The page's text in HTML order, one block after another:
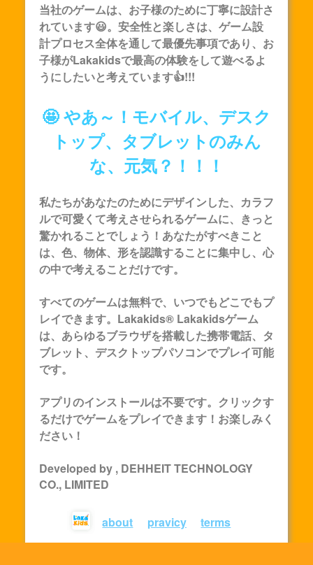
当社のゲームは、お子様のために丁寧に設計さ
れています😃。安全性と楽しさは、ゲーム設
計プロセス全体を通して最優先事項であり、お
子様がLakakidsで最高の体験をして遊べるよ
うにしたいと考えています👍!!!
🤩 やあ～！モバイル、デスク
トップ、タブレットのみん
な、元気？！！！
私たちがあなたのためにデザインした、カラフ
ルで可愛くて考えさせられるゲームに、きっと
驚かれることでしょう！あなたがすべきこと
は、色、物体、形を認識することに集中し、心
の中で考えることだけです。
すべてのゲームは無料で、いつでもどこでもプ
レイできます。Lakakids® Lakakidsゲーム
は、あらゆるブラウザを搭載した携帯電話、タ
ブレット、デスクトップパソコンでプレイ可能
です。
アプリのインストールは不要です。クリックす
るだけでゲームをプレイできます！お楽しみく
ださい！
Developed by , DEHHEIT TECHNOLOGY
CO., LIMITED
about pravicy terms